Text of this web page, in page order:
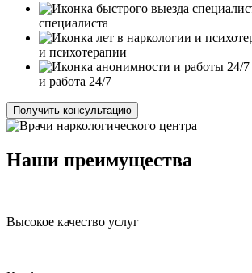
специалиста
и психотерапии
и работа 24/7
Получить консультацию
Наши преимущества
Высокое качество услуг